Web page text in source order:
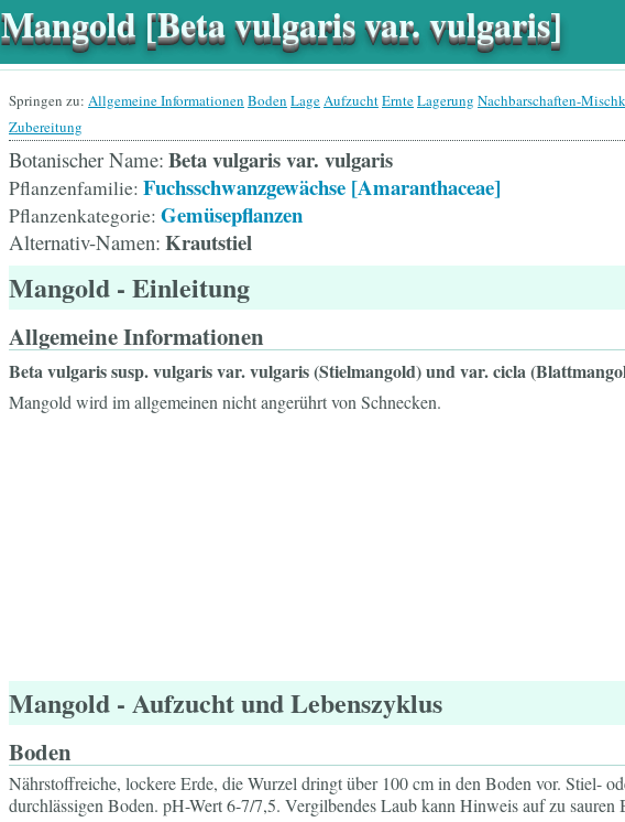
Mangold [Beta vulgaris var. vulgaris]
Springen zu: Allgemeine Informationen Boden LageAufzuchtErnteLagerung Nachbarschaften-
Zubereitung
Botanischer Name Beta vulgaris var. vulgaris
Pflanzenfamilie Fuchsschwanzgewächse [Amaranthaceae]
Pflanzenkategorie Gemüsepflanzen
Alternativ-Namen Krautstiel
Mangold - Einleitung
Allgemeine Informationen
Beta vulgaris susp. vulgaris var. vulgaris(Stielmangold) und var. cicla
Mangold wird im allgemeinen nicht angerührt von Schnecken.
Mangold - Aufzucht und Lebenszyklus
Boden
Nährstoffreiche, lockere Erde, die Wurzel dringt über 100 cm in den Boden vor. Stiel-
durchlässigen Boden. pH-Wert 6-7/7,5. Vergilbendes Laub kann Hinweis auf zu